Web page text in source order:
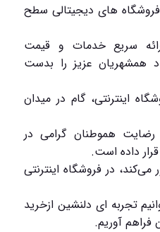
فروشگاه های دیجیتالی سطح
سریع خدمات و قیمت
همشهریان عزیز را بدست
اینترنتی، گام در میدان
رضایت هموطنان گرامی در
داده است.
در فروشگاه اینترنتی
تجربه ای دلنشین ازخرید
فراهم آوریم.